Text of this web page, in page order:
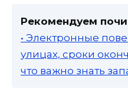
Рекомендуем
• Электронные
улицах, сроки
что важно знать